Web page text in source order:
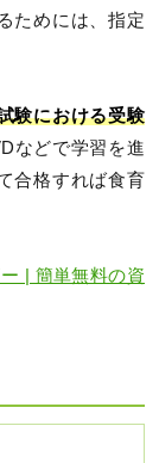
ためには、指定
験における受験
などで学習を進
合格すれば食育
| 簡単無料の資